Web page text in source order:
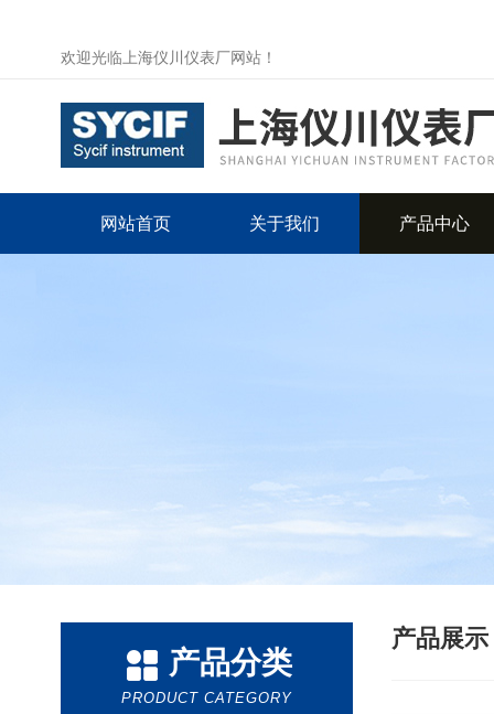
欢迎光临上海仪川仪表厂网站！
网站首页 关于我们 产品中心
产品分类
PRODUCT CATEGORY
产品展示